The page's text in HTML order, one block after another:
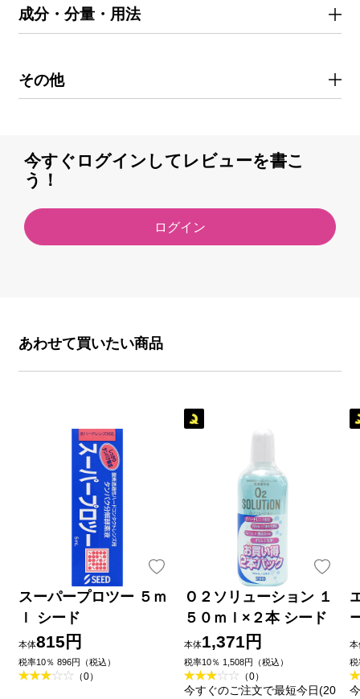
成分・分量・用法
その他
今すぐログインしてレビューを書こ
う！
ログイン
あわせて買いたい商品
スーパープロツー ５ｍ
ｌ シード
本体815円
税率10％ 896円（税込）
（0）
Ｏ２ソリューション １
５０ｍｌ×２本 シード
本体1,371円
税率10％ 1,508円（税込）
（0）
今すぐのご注文で最短今日(20
本
税